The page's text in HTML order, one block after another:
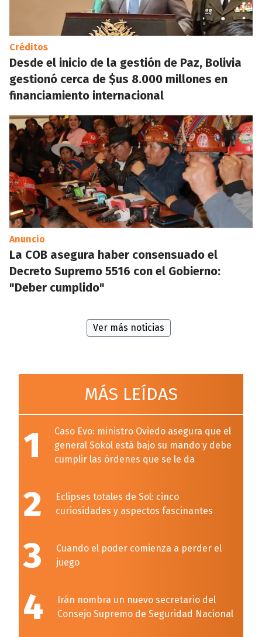
Créditos
Desde el inicio de la gestión de Paz, Bolivia
gestionó cerca de $us 8.000 millones en
financiamiento internacional
Anuncio
La COB asegura haber consensuado el
Decreto Supremo 5516 con el Gobierno:
"Deber cumplido"
Ver más noticias
MÁS LEÍDAS
1
Caso Evo: ministro Oviedo asegura que el
general Sokol está bajo su mando y debe
cumplir las órdenes que se le da
2
Eclipses totales de Sol: cinco
curiosidades y aspectos fascinantes
3
Cuando el poder comienza a perder el
juego
4
Irán nombra un nuevo secretario del
Consejo Supremo de Seguridad Nacional